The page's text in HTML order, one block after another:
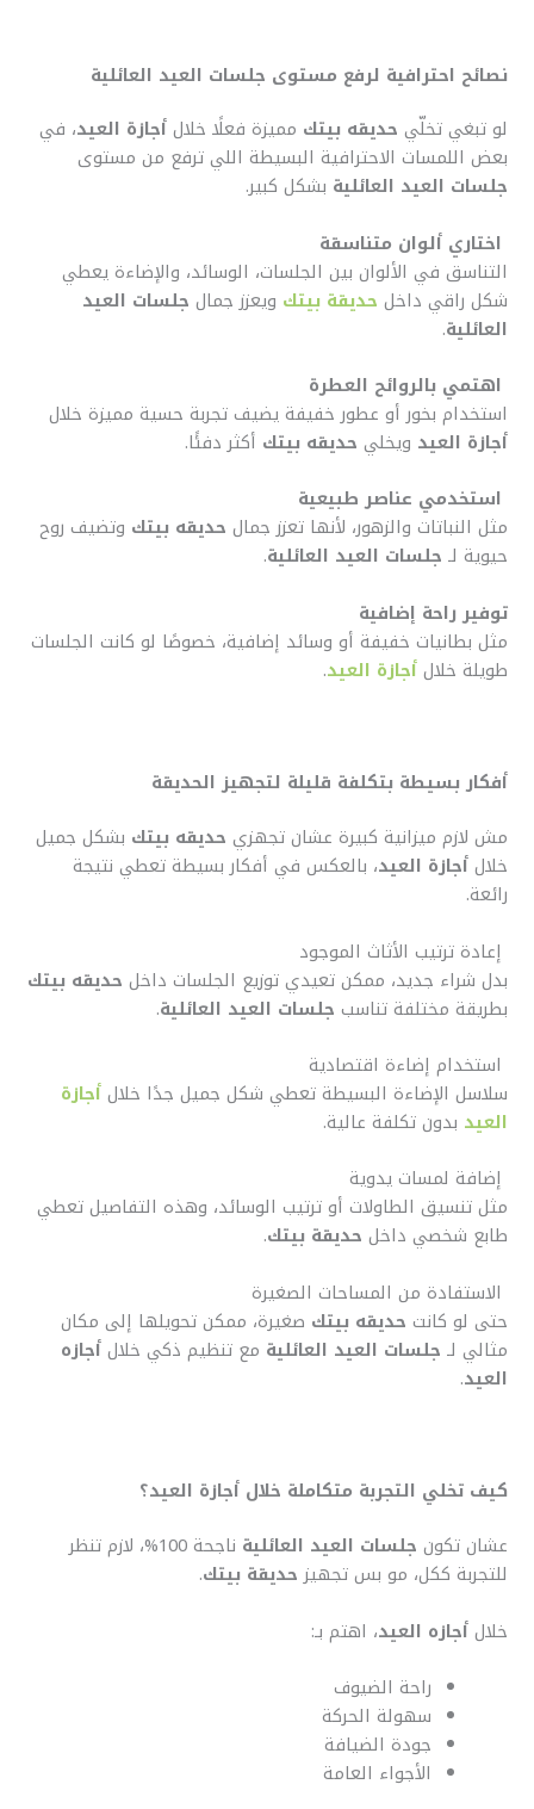
نصائح احترافية لرفع مستوى جلسات العيد العائلية
لو تبغي تخلّي حديقه بيتك مميزة فعلًا خلالأجازة العيد، في
بعض اللمسات الاحترافية البسيطة اللي ترفع من مستوى
جلسات العيد العائلية بشكل كبير.
اختاري ألوان متناسقة
التناسق في الألوان بين الجلسات، الوسائد، والإضاءة يعطي
شكل راقي داخل حديقة بيتك ويعزز جمال جلسات العيد
العائلية.
اهتمي بالروائح العطرة
استخدام بخور أو عطور خفيفة يضيف تجربة حسية مميزة خلال
أجازة العيد ويخلي حديقه بيتك أكثر دفئًا.
استخدمي عناصر طبيعية
مثل النباتات والزهور، لأنها تعزز جمال حديقه بيتك وتضيف روح
حيوية لـ جلسات العيد العائلية.
توفير راحة إضافية
مثل بطانيات خفيفة أو وسائد إضافية، خصوصًا لو كانت الجلسات
طويلة خلالأجازة العيد.
أفكار بسيطة بتكلفة قليلة لتجهيز الحديقة
مش لازم ميزانية كبيرة عشان تجهزي حديقه بيتك بشكل جميل
خلالأجازة العيد، بالعكس في أفكار بسيطة تعطي نتيجة
رائعة.
إعادة ترتيب الأثاث الموجود
بدل شراء جديد، ممكن تعيدي توزيع الجلسات داخل حديقه بيتك
بطريقة مختلفة تناسب جلسات العيد العائلية.
استخدام إضاءة اقتصادية
سلاسل الإضاءة البسيطة تعطي شكل جميل جدًا خلالأجازة
العيد بدون تكلفة عالية.
إضافة لمسات يدوية
مثل تنسيق الطاولات أو ترتيب الوسائد، وهذه التفاصيل تعطي
طابع شخصي داخل حديقة بيتك.
الاستفادة من المساحات الصغيرة
حتى لو كانت حديقه بيتك صغيرة، ممكن تحويلها إلى مكان
مثالي لـ جلسات العيد العائلية مع تنظيم ذكي خلالأجازه
العيد.
كيف تخلي التجربة متكاملة خلال أجازة العيد؟
عشان تكون جلسات العيد العائلية
ناجحة 100%، لازم تنظر
للتجربة ككل، مو بس تجهيزحديقة بيتك.
خلالأجازه العيد، اهتم بـ:
راحة الضيوف
سهولة الحركة
جودة الضيافة
الأجواء العامة